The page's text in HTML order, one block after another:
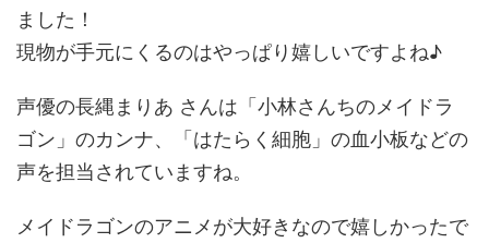
ました！
現物が手元にくるのはやっぱり嬉しいですよね♪
声優の長縄まりあ さんは「小林さんちのメイドラ
ゴン」のカンナ、「はたらく細胞」の血小板などの
声を担当されていますね。
メイドラゴンのアニメが大好きなので嬉しかったで